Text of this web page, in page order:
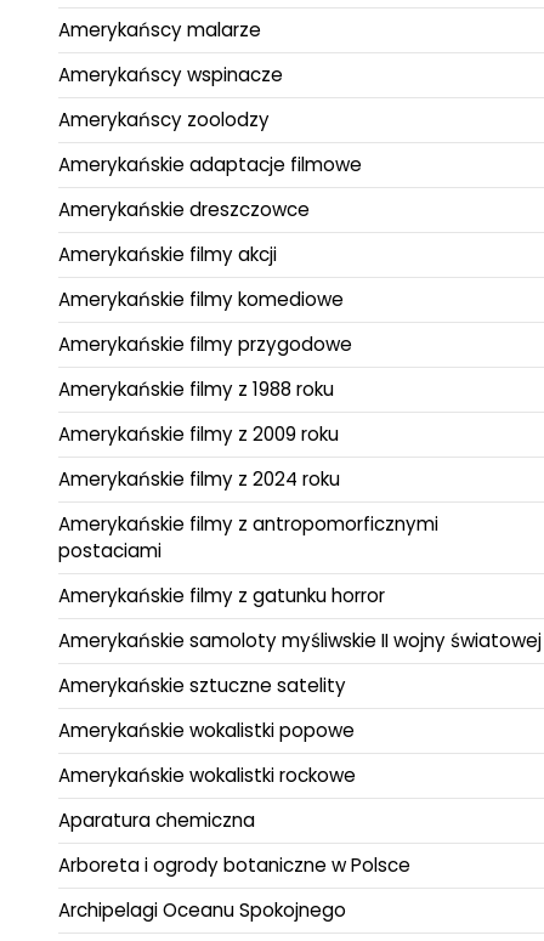
Amerykańscy malarze
Amerykańscy wspinacze
Amerykańscy zoolodzy
Amerykańskie adaptacje filmowe
Amerykańskie dreszczowce
Amerykańskie filmy akcji
Amerykańskie filmy komediowe
Amerykańskie filmy przygodowe
Amerykańskie filmy z 1988 roku
Amerykańskie filmy z 2009 roku
Amerykańskie filmy z 2024 roku
Amerykańskie filmy z antropomorficznymi
postaciami
Amerykańskie filmy z gatunku horror
Amerykańskie samoloty myśliwskie II wojny światowej
Amerykańskie sztuczne satelity
Amerykańskie wokalistki popowe
Amerykańskie wokalistki rockowe
Aparatura chemiczna
Arboreta i ogrody botaniczne w Polsce
Archipelagi Oceanu Spokojnego